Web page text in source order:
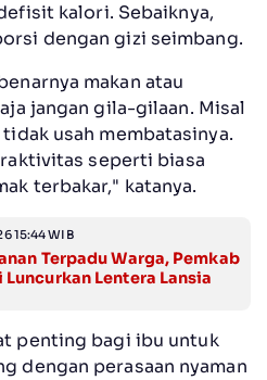
kalori. Sebaiknya,
dengan gizi seimbang.
makan atau
jangan gila-gilaan. Misal
usah membatasinya.
seperti biasa
terbakar," katanya.
15:44 WIB
Terpadu Warga, Pemkab
Luncurkan Lentera Lansia
penting bagi ibu untuk
dengan perasaan nyaman